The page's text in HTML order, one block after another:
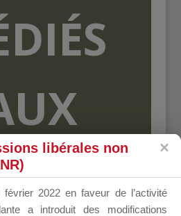
libérales non
2022 en faveur de l’activité
a introduit des modifications